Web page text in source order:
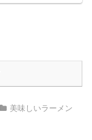
美味しいラーメン